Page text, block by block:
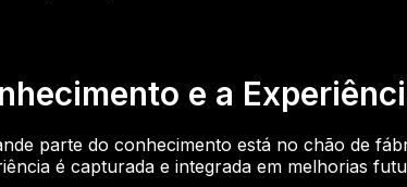
e a
parte do conhecimento está no chão de
é capturada e integrada em melhorias